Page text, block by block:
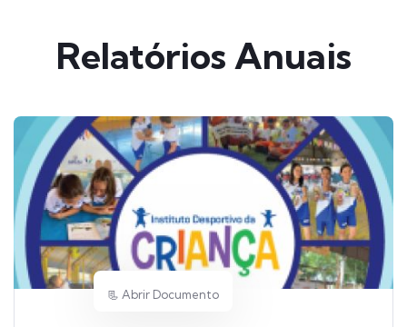
Relatórios Anuais
📃 Abrir Documento